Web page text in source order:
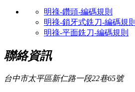
明祿-鑽頭-編碼規則
明祿-鎖牙式銑刀-編碼規則
明祿-平面銑刀-編碼規則
聯絡資訊
台中市太平區新仁路一段22巷65號